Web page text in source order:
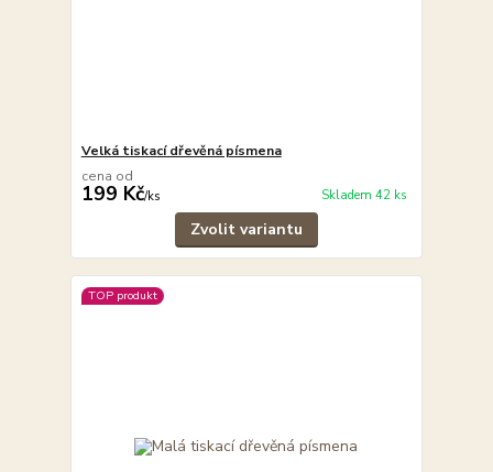
Velká tiskací dřevěná písmena
cena od
199 Kč/ks Skladem 42 ks
Zvolit variantu
TOP produkt